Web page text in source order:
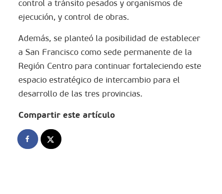
control a tránsito pesados y organismos de
ejecución, y control de obras.
Además, se planteó la posibilidad de establecer
a San Francisco como sede permanente de la
Región Centro para continuar fortaleciendo este
espacio estratégico de intercambio para el
desarrollo de las tres provincias.
Compartir este artículo